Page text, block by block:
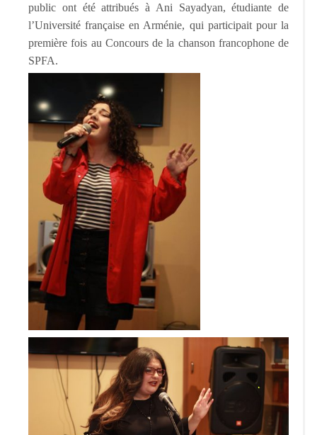
public ont été attribués à Ani Sayadyan, étudiante de
l’Université française en Arménie, qui participait pour la
première fois au Concours de la chanson francophone de
SPFA.